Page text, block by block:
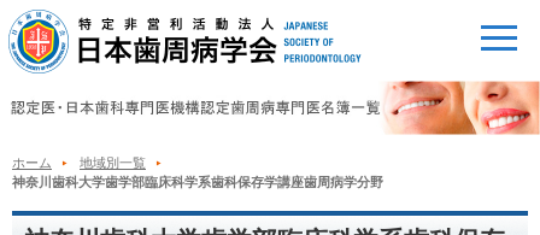
ホーム
地域別一覧
神奈川歯科大学歯学部臨床科学系歯科保存学講座歯周病学分野